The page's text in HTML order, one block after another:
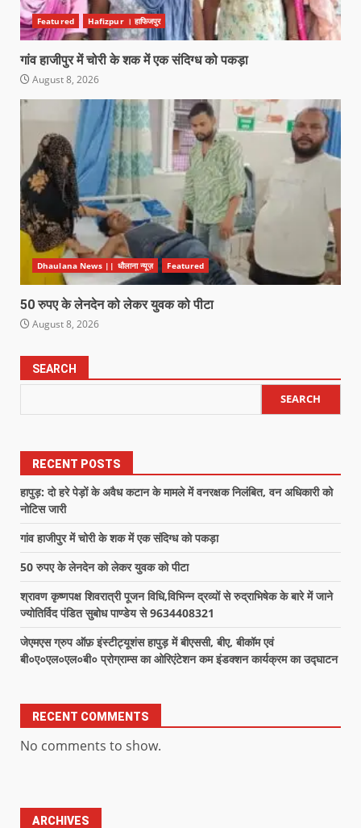
Featured Hafizpur । हाफिजपुर
गांव हाजीपुर में चोरी के शक में एक संदिग्ध को पकड़ा
August 8, 2026
Dhaulana News || धौलाना न्यूज़ Featured
50 रुपए के लेनदेन को लेकर युवक को पीटा
August 8, 2026
SEARCH
SEARCH
RECENT POSTS
हापुड़: दो हरे पेड़ों के अवैध कटान के मामले में वनरक्षक निलंबित, वन अधिकारी को
नोटिस जारी
गांव हाजीपुर में चोरी के शक में एक संदिग्ध को पकड़ा
50 रुपए के लेनदेन को लेकर युवक को पीटा
श्रावण कृष्णपक्ष शिवरात्री पूजन विधि,विभिन्न द्रव्यों से रुद्राभिषेक के बारे में जाने
ज्योतिर्विद पंडित सुबोध पाण्डेय से 9634408321
जेएमएस ग्रुप ऑफ़ इंस्टीट्यूशंस हापुड़ में बीएससी, बीए, बीकॉम एवं
बी०ए०एल०एल०बी० प्रोग्राम्स का ओरिएंटेशन कम इंडक्शन कार्यक्रम का उद्घाटन
RECENT COMMENTS
No comments to show.
ARCHIVES